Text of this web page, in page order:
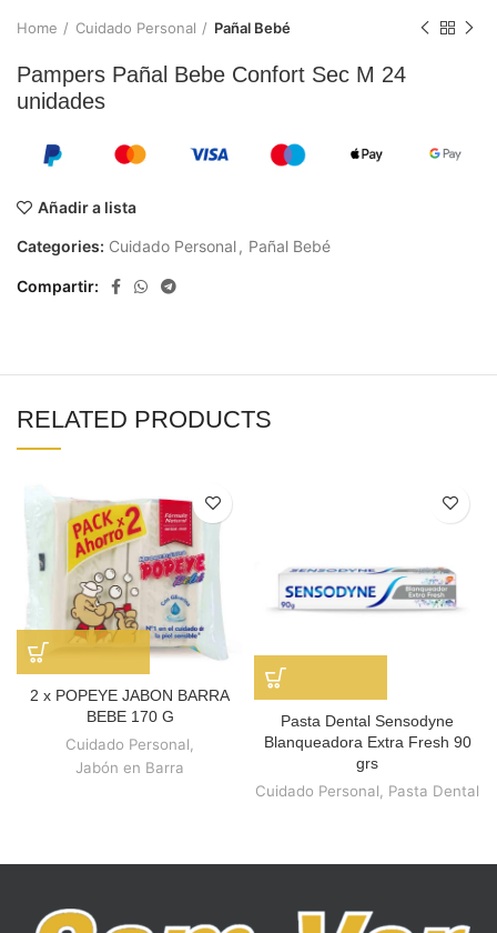
Home Cuidado Personal Pañal Bebé
Pampers Pañal Bebe Confort Sec M 24
unidades
Añadir a lista
Categories: Cuidado Personal, Pañal Bebé
Compartir
RELATED PRODUCTS
2 x POPEYE JABON BARRA
BEBE 170 G
Cuidado Personal
Jabón en Barra
Pasta Dental Sensodyne
Blanqueadora Extra Fresh 90
grs
Cuidado Personal
Pasta Dental